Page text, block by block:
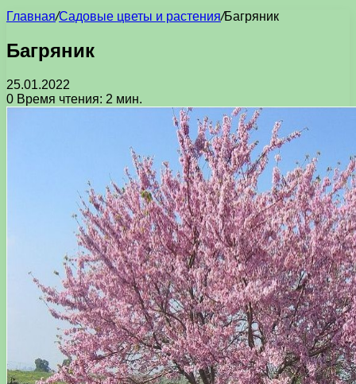
Главная/Садовые цветы и растения/Багряник
Багряник
25.01.2022
0 Время чтения: 2 мин.